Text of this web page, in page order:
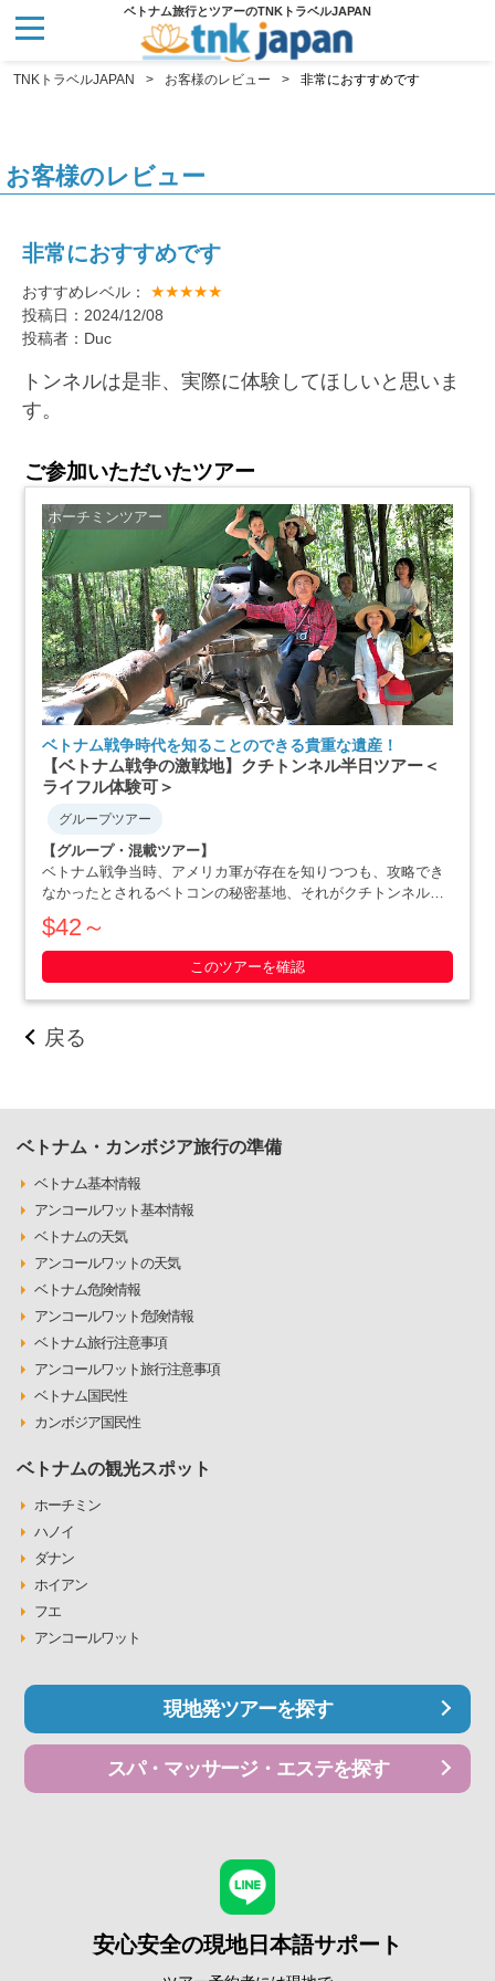
ベトナム旅行とツアーのTNKトラベルJAPAN
TNKトラベルJAPAN お客様のレビュー 非常におすすめです
お客様のレビュー
非常におすすめです
おすすめレベル： ★★★★★
投稿日：2024/12/08
投稿者：Duc
トンネルは是非、実際に体験してほしいと思いま
す。
ご参加いただいたツアー
ホーチミンツアー
ベトナム戦争時代を知ることのできる貴重な遺産！
【ベトナム戦争の激戦地】クチトンネル半日ツアー＜
ライフル体験可＞
グループツアー
【グループ・混載ツアー】
ベトナム戦争当時、アメリカ軍が存在を知りつつも、攻略でき
なかったとされるベトコンの秘密基地、それがクチトンネルで
す。小柄な体格を活かした戦略で、アメリカ軍を撃退にまで追
いやったベトナム人の作戦の数々や彼らの暮らしぶりを追体験
できます。ホーチミン滞在最終日や、午後か・・・・・
$42～
このツアーを確認
戻る
ベトナム・カンボジア旅行の準備
ベトナム基本情報
アンコールワット基本情報
ベトナムの天気
アンコールワットの天気
ベトナム危険情報
アンコールワット危険情報
ベトナム旅行注意事項
アンコールワット旅行注意事項
ベトナム国民性
カンボジア国民性
ベトナムの観光スポット
ホーチミン
ハノイ
ダナン
ホイアン
フエ
アンコールワット
現地発ツアーを探す
スパ・マッサージ・エステを探す
安心安全の現地日本語サポート